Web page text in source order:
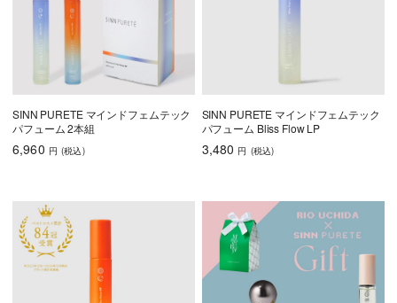
SINN PURETE マインドフェムテック
パフューム 2本組
6,960 円 (税込)
SINN PURETE マインドフェムテック
パフューム Bliss Flow LP
3,480 円 (税込)